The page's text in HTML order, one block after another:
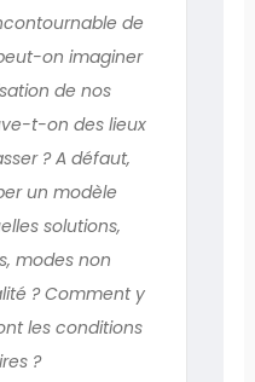
de
on imaginer
de nos
t-on des lieux
? A défaut,
un modèle
solutions,
modes non
? Comment y
les conditions
?